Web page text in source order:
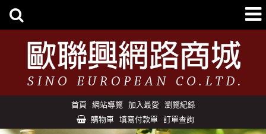
首頁 網站導覽 加入最愛 瀏覽紀錄
購物車 填寫付款單 訂單查詢